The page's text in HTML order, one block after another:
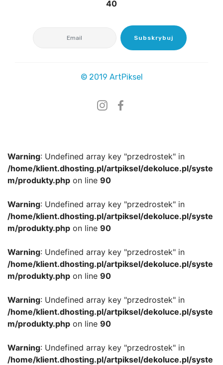
/home/klient.dhosting.pl/artpiksel/dekoluce.pl/syste
m/produkty.phpon line
/home/klient.dhosting.pl/artpiksel/dekoluce.pl/syste
: Undefined array key "przedrostek" in
Warning: Undefined array key "przedrostek" in
/home/klient.dhosting.pl/artpiksel/dekoluce.pl/syste
m/produkty.php on line 90
Warning: Undefined array key "przedrostek" in
/home/klient.dhosting.pl/artpiksel/dekoluce.pl/syste
m/produkty.php on line 90
Warning: Undefined array key "przedrostek" in
/home/klient.dhosting.pl/artpiksel/dekoluce.pl/syste
m/produkty.php on line 90
Warning: Undefined array key "przedrostek" in
/home/klient.dhosting.pl/artpiksel/dekoluce.pl/syste
m/produkty.php on line 90
Warning: Undefined array key "przedrostek" in
/home/klient.dhosting.pl/artpiksel/dekoluce.pl/syste
40
Subskrybuj
© 2019 ArtPiksel